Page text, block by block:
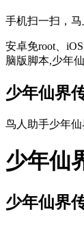
手机扫一扫，
安卓免root、
脑版脚本,少年
少年仙界
鸟人助手少年
少年仙
少年仙界